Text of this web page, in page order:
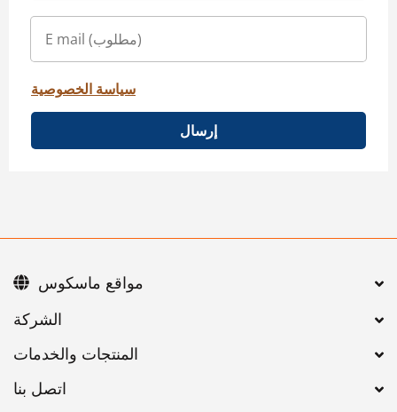
سياسة الخصوصية
إرسال
اتصل بنا
مواقع ماسكوس